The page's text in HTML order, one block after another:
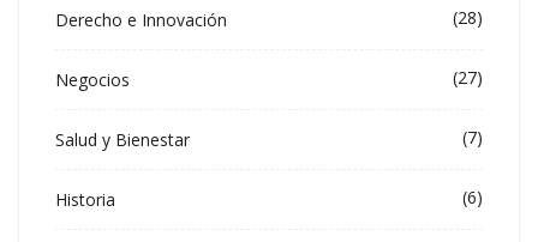
Derecho e Innovación (28)
Negocios (27)
Salud y Bienestar (7)
Historia (6)